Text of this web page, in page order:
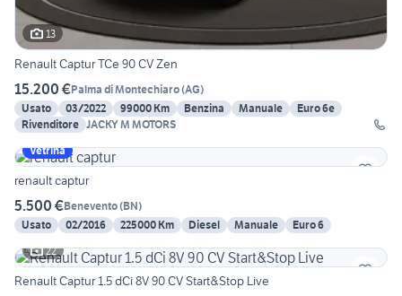
13
Renault Captur TCe 90 CV Zen
15.200 €Palma di Montechiaro(AG)
Usato
03/2022 99000 Km Benzina Manuale
Euro 6e
Rivenditore JACKY M MOTORS
Vetrina
renault captur
5.500 €Benevento(BN)
Usato
02/2016 225000 Km Diesel Manuale
Euro 6
22
Renault Captur 1.5 dCi 8V 90 CV Start&Stop Live